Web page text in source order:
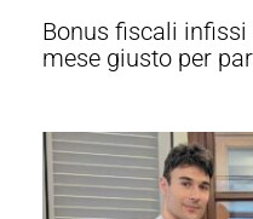
Bonus fiscali infissi
mese giusto per